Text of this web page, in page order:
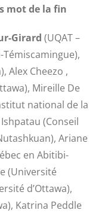
mot de la fin
Girard (UQAT –
Alex Cheezo ,
Mireille De
national de la
(Conseil
Ariane
en Abitibi-
(Université
d’Ottawa),
Katrina Peddle